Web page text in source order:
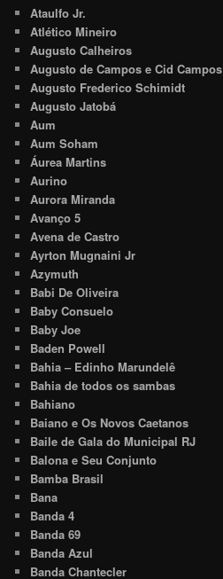
Ataulfo Jr.
Atlético Mineiro
Augusto Calheiros
Augusto de Campos e Cid Campos
Augusto Frederico Schimidt
Augusto Jatobá
Aum
Aum Soham
Áurea Martins
Aurino
Aurora Miranda
Avanço 5
Avena de Castro
Ayrton Mugnaini Jr
Azymuth
Babi De Oliveira
Baby Consuelo
Baby Joe
Baden Powell
Bahia – Edinho Marundelê
Bahia de todos os sambas
Bahiano
Baiano e Os Novos Caetanos
Baile de Gala do Municipal RJ
Balona e Seu Conjunto
Bamba Brasil
Bana
Banda 4
Banda 69
Banda Azul
Banda Chantecler